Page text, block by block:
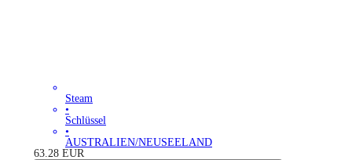
Steam
•
Schlüssel
•
AUSTRALIEN/NEUSEELAND
63.28 EUR